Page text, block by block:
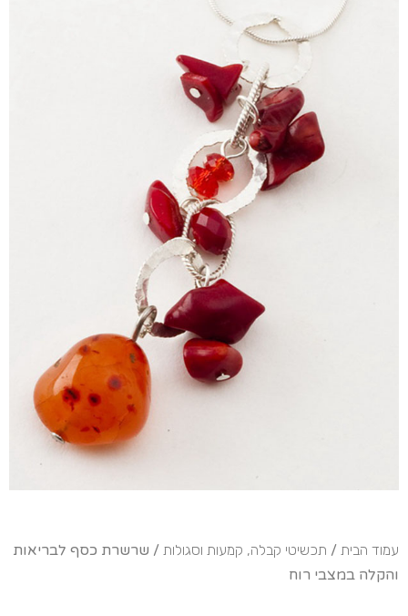
עמוד הבית / תכשיטי קבלה, קמעות וסגולות / שרשרת כסף לבריאות
והקלה במצבי רוח